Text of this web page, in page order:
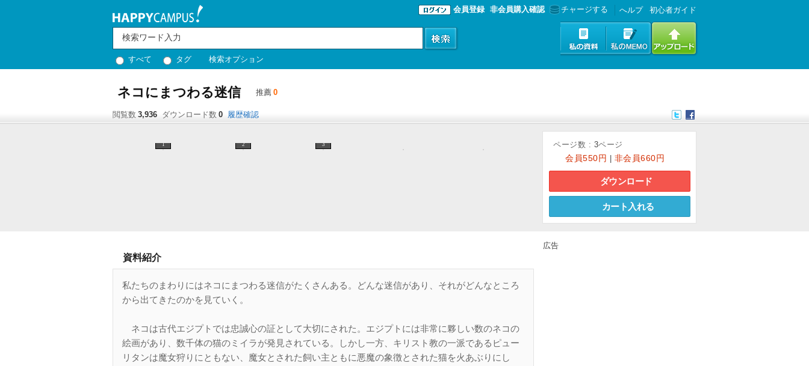
すべて タグ 検索オプション
会員登録 非会員購入確認 チャージする へルプ 初心者ガイド
ネコにまつわる迷信 推薦 0
閲覧数 3,936 ダウンロード数 0 履歴確認
1 2 3 ページ数 : 3ページ
会員550円 非会員660円
ダウンロード
カート入れる
資料紹介
私たちのまわりにはネコにまつわる迷信がたくさんある。どんな迷信があり、それがどんなところ
から出てきたのかを見ていく。
ネコは古代エジプトでは忠誠心の証として大切にされた。エジプトには非常に夥しい数のネコの
絵画があり、数千体の猫のミイラが発見されている。しかし一方、キリスト教の一派であるピュー
リタンは魔女狩りにともない、魔女とされた飼い主ともに悪魔の象徴とされた猫を火あぶりにし
広告